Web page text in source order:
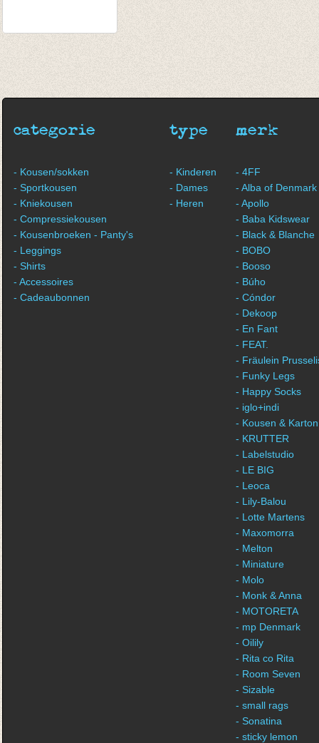
categorie
- Kousen/sokken
- Sportkousen
- Kniekousen
- Compressiekousen
- Kousenbroeken - Panty's
- Leggings
- Shirts
- Accessoires
- Cadeaubonnen
type
- Kinderen
- Dames
- Heren
merk
- 4FF
- Alba of Denmark
- Apollo
- Baba Kidswear
- Black & Blanche
- BOBO
- Booso
- Búho
- Cóndor
- Dekoop
- En Fant
- FEAT.
- Fräulein
- Funky Legs
- Happy Socks
- iglo+indi
- Kousen & Karton
- KRUTTER
- Labelstudio
- LE BIG
- Leoca
- Lily-Balou
- Lotte Martens
- Maxomorra
- Melton
- Miniature
- Molo
- Monk & Anna
- MOTORETA
- mp Denmark
- Oilily
- Rita co Rita
- Room Seven
- Sizable
- small rags
- Sonatina
- sticky lemon